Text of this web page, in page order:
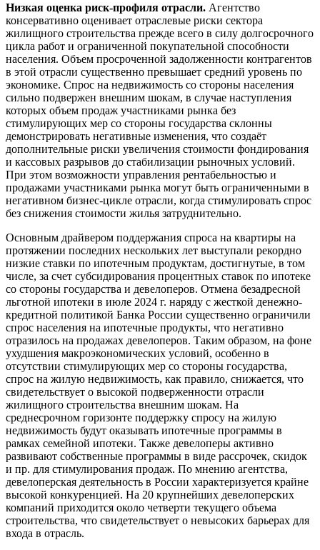
Низкая оценка риск-профиля отрасли. Агентство
консервативно оценивает отраслевые риски сектора
жилищного строительства прежде всего в силу долгосрочного
цикла работ и ограниченной покупательной способности
населения. Объем просроченной задолженности контрагентов
в этой отрасли существенно превышает средний уровень по
экономике. Спрос на недвижимость со стороны населения
сильно подвержен внешним шокам, в случае наступления
которых объем продаж участниками рынка без
стимулирующих мер со стороны государства склонны
демонстрировать негативные изменения, что создаёт
дополнительные риски увеличения стоимости фондирования
и кассовых разрывов до стабилизации рыночных условий.
При этом возможности управления рентабельностью и
продажами участниками рынка могут быть ограниченными в
негативном бизнес-цикле отрасли, когда стимулировать спрос
без снижения стоимости жилья затруднительно.
Основным драйвером поддержания спроса на квартиры на
протяжении последних нескольких лет выступали рекордно
низкие ставки по ипотечным продуктам, достигнутые, в том
числе, за счет субсидирования процентных ставок по ипотеке
со стороны государства и девелоперов. Отмена безадресной
льготной ипотеки в июле 2024 г. наряду с жесткой денежно-
кредитной политикой Банка России существенно ограничили
спрос населения на ипотечные продукты, что негативно
отразилось на продажах девелоперов. Таким образом, на фоне
ухудшения макроэкономических условий, особенно в
отсутствии стимулирующих мер со стороны государства,
спрос на жилую недвижимость, как правило, снижается, что
свидетельствует о высокой подверженности отрасли
жилищного строительства внешним шокам. На
среднесрочном горизонте поддержку спросу на жилую
недвижимость будут оказывать ипотечные программы в
рамках семейной ипотеки. Также девелоперы активно
развивают собственные программы в виде рассрочек, скидок
и пр. для стимулирования продаж. По мнению агентства,
девелоперская деятельность в России характеризуется крайне
высокой конкуренцией. На 20 крупнейших девелоперских
компаний приходится около четверти текущего объема
строительства, что свидетельствует о невысоких барьерах для
входа в отрасль.